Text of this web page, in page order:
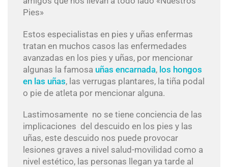
Pies»
Estos especialistas en pies y uñas enfermas
tratan en muchos casos las enfermedades
avanzadas en los pies y uñas, por mencionar
algunas la famosa uñas encarnada, los hongos
en las uñas, las verrugas plantares, la tiña podal
o pie de atleta por mencionar alguna.
Lastimosamente no se tiene conciencia de las
implicaciones del descuido en los pies y las
uñas, este descuido nos puede provocar
lesiones graves a nivel salud-movilidad como a
nivel estético, las personas llegan ya tarde al